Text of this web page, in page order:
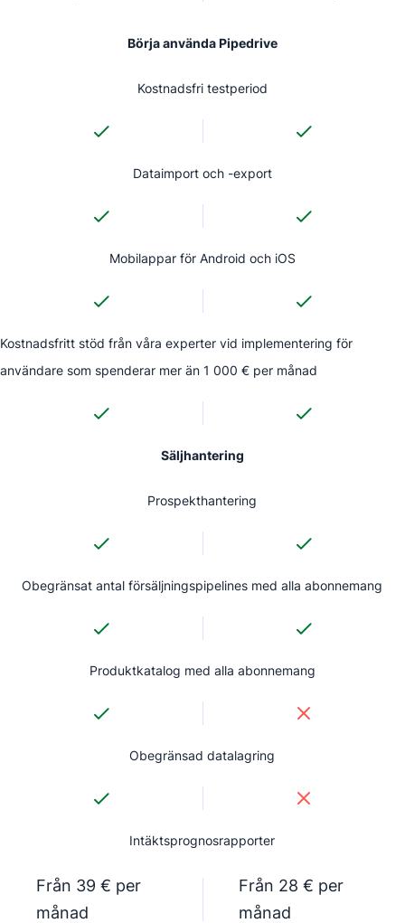
Börja använda Pipedrive
Kostnadsfri testperiod
Dataimport och -export
Mobilappar för Android och iOS
Kostnadsfritt stöd från våra experter vid implementering för
användare som spenderar mer än 1 000 € per månad
Säljhantering
Prospekthantering
Obegränsat antal försäljningspipelines med alla abonnemang
Produktkatalog med alla abonnemang
Obegränsad datalagring
Intäktsprognosrapporter
Från 39 € per
månad
Från 28 € per
månad